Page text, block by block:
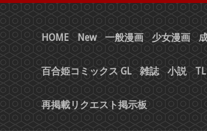
HOME New 一般漫画 少女漫画
百合姫コミックス GL 雑誌 小説 TL
再掲載リクエスト掲示板